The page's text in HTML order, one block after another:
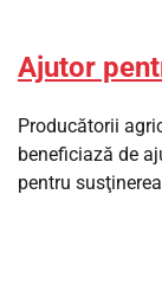
Ajutor
Producătorii
beneficiază de
pentru